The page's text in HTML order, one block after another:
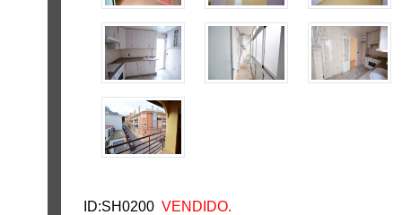
ID:SH0200 VENDIDO.